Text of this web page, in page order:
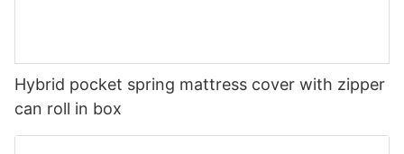
Hybrid pocket spring mattress cover with zipper
can roll in box